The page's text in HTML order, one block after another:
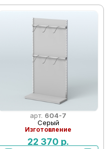
арт. 604-7
Серый
Изготовление
22 370 р.